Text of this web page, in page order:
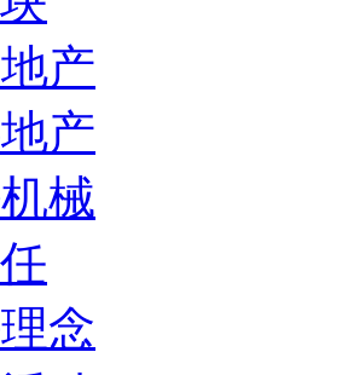
产
产
械
念